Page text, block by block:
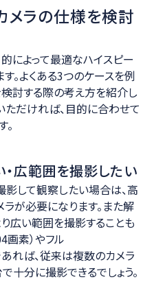
メラの仕様を検討
によって最適なハイスピー
。よくある3つのケースを例
討する際の考え方を紹介し
ただければ、目的に合わせて
広範囲を撮影したい
して観察したい場合は、高
が必要になります。また解
広い範囲を撮影することも
画素）やフル
れば、従来は複数のカメラ
十分に撮影できるでしょう。